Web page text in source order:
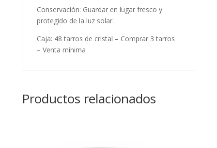
Conservación: Guardar en lugar fresco y
protegido de la luz solar.
Caja: 48 tarros de cristal – Comprar 3 tarros
– Venta mínima
Productos relacionados